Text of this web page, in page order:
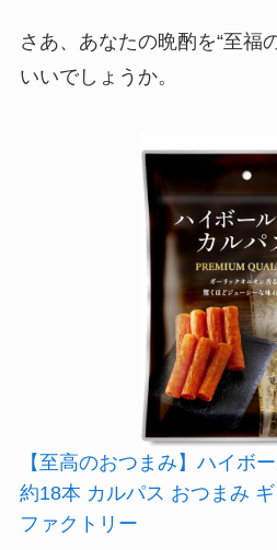
さあ、あなたの晩酌を“至福
いいでしょうか。
【至高のおつまみ】ハイボ
約18本 カルパス おつまみ
ファクトリー